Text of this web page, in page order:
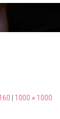
1000 × 1000